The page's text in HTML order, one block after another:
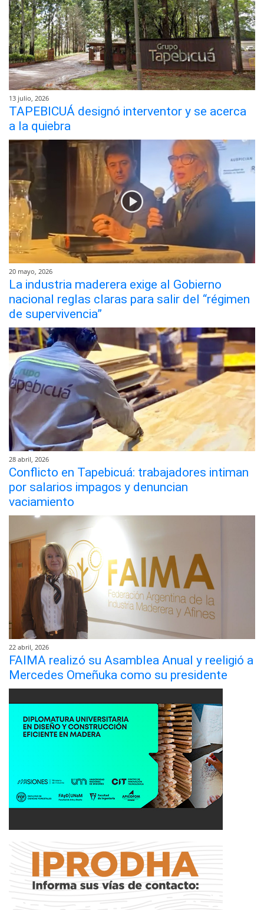
13 julio, 2026
TAPEBICUÁ designó interventor y se acerca
a la quiebra
20 mayo, 2026
La industria maderera exige al Gobierno
nacional reglas claras para salir del “régimen
de supervivencia”
28 abril, 2026
Conflicto en Tapebicuá: trabajadores intiman
por salarios impagos y denuncian
vaciamiento
22 abril, 2026
FAIMA realizó su Asamblea Anual y reeligió a
Mercedes Omeñuka como su presidente